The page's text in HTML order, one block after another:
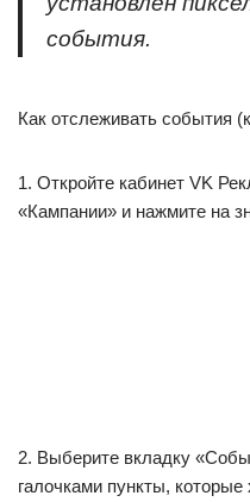
события.
Как отслеживать события
1. Откройте кабинет VK
«Кампании» и нажмите на
2. Выберите вкладку
галочками пункты,